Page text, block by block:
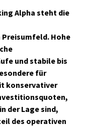
Alpha steht die
Hohe
und stabile bis
für
konservativer
der Lage sind,
des operativen